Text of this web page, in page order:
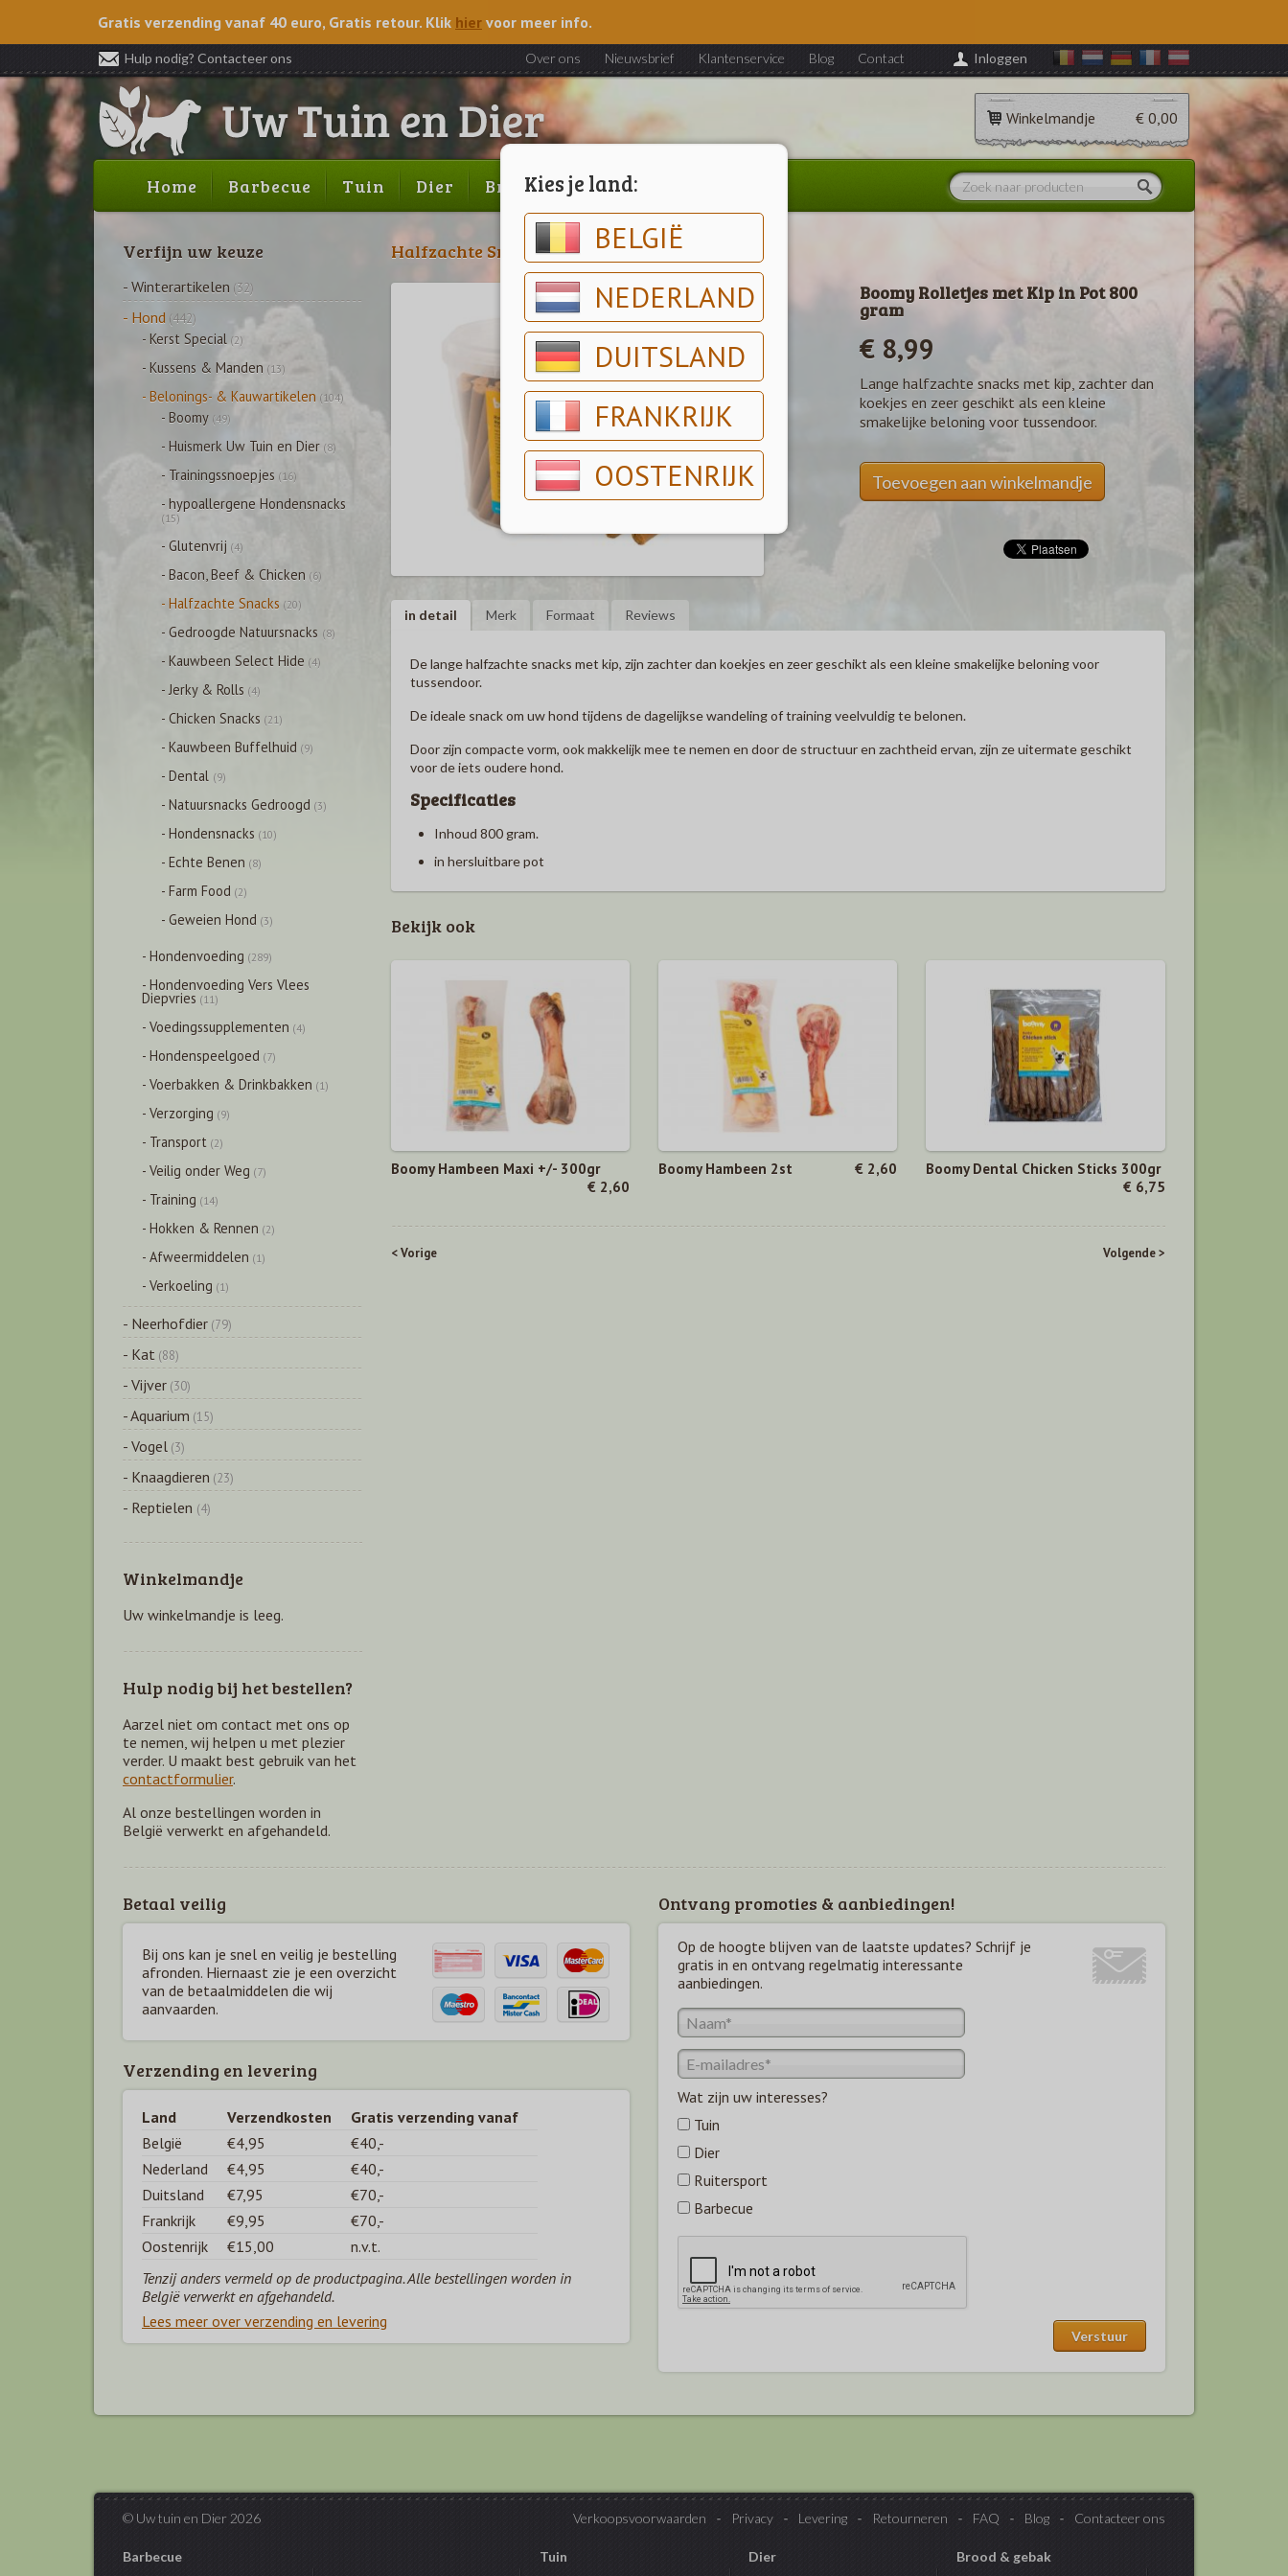
Kies je land:
BELGIË
NEDERLAND
DUITSLAND
FRANKRIJK
OOSTENRIJK
Gratis verzending vanaf 40 euro, Gratis retour. Klik hier voor meer info.
Hulp nodig? Contacteer ons Over ons Nieuwsbrief Klantenservice Blog Contact Inloggen
Winkelmandje € 0,00
Home Barbecue Tuin Dier Brood & gebak
Halfzachte Snacks>Boomy
Boomy Rolletjes met Kip in Pot 800
gram
€ 8,99
Lange halfzachte snacks met kip, zachter dan
koekjes en zeer geschikt als een kleine
smakelijke beloning voor tussendoor.
Toevoegen aan winkelmandje
in detail Merk Formaat Reviews
De lange halfzachte snacks met kip, zijn zachter dan koekjes en zeer geschikt als een kleine smakelijke beloning voor
tussendoor.
De ideale snack om uw hond tijdens de dagelijkse wandeling of training veelvuldig te belonen.
Door zijn compacte vorm, ook makkelijk mee te nemen en door de structuur en zachtheid ervan, zijn ze uitermate geschikt
voor de iets oudere hond.
Specificaties
Inhoud 800 gram.
in hersluitbare pot
Bekijk ook
Boomy Hambeen Maxi +/- 300gr
€ 2,60
Boomy Hambeen 2st € 2,60
Boomy Dental Chicken Sticks 300gr
€ 6,75
< Vorige Volgende >
Verfijn uw keuze
- Winterartikelen (32)
- Hond (442)
- Kerst Special (2)
- Kussens & Manden (13)
- Belonings- & Kauwartikelen (104)
- Boomy (49)
- Huismerk Uw Tuin en Dier (8)
- Trainingssnoepjes (16)
- hypoallergene Hondensnacks
(15)
- Glutenvrij (4)
- Bacon, Beef & Chicken (6)
- Halfzachte Snacks (20)
- Gedroogde Natuursnacks (8)
- Kauwbeen Select Hide (4)
- Jerky & Rolls (4)
- Chicken Snacks (21)
- Kauwbeen Buffelhuid (9)
- Dental (9)
- Natuursnacks Gedroogd (3)
- Hondensnacks (10)
- Echte Benen (8)
- Farm Food (2)
- Geweien Hond (3)
- Hondenvoeding (289)
- Hondenvoeding Vers Vlees
Diepvries (11)
- Voedingssupplementen (4)
- Hondenspeelgoed (7)
- Voerbakken & Drinkbakken (1)
- Verzorging (9)
- Transport (2)
- Veilig onder Weg (7)
- Training (14)
- Hokken & Rennen (2)
- Afweermiddelen (1)
- Verkoeling (1)
- Neerhofdier (79)
- Kat (88)
- Vijver (30)
- Aquarium (15)
- Vogel (3)
- Knaagdieren (23)
- Reptielen (4)
Winkelmandje
Uw winkelmandje is leeg.
Hulp nodig bij het bestellen?
Aarzel niet om contact met ons op
te nemen, wij helpen u met plezier
verder. U maakt best gebruik van het
contactformulier.
Al onze bestellingen worden in
België verwerkt en afgehandeld.
Betaal veilig
Bij ons kan je snel en veilig je bestelling
afronden. Hiernaast zie je een overzicht
van de betaalmiddelen die wij
aanvaarden.
Ontvang promoties & aanbiedingen!
Op de hoogte blijven van de laatste updates? Schrijf je
gratis in en ontvang regelmatig interessante
aanbiedingen.
Wat zijn uw interesses?
Tuin
Dier
Ruitersport
Barbecue
Verzending en levering
Land Verzendkosten
Gratis verzending vanaf
België
€4,95
€40,-
Nederland
€4,95
€40,-
Duitsland
€7,95
€70,-
Frankrijk
€9,95
€70,-
Oostenrijk
€15,00
n.v.t.
Tenzij anders vermeld op de productpagina. Alle bestellingen worden in
België verwerkt en afgehandeld.
Lees meer over verzending en levering
© Uw tuin en Dier 2026 Verkoopsvoorwaarden Privacy Levering Retourneren FAQ Blog Contacteer ons
Barbecue
Tuin
Dier
Brood & gebak